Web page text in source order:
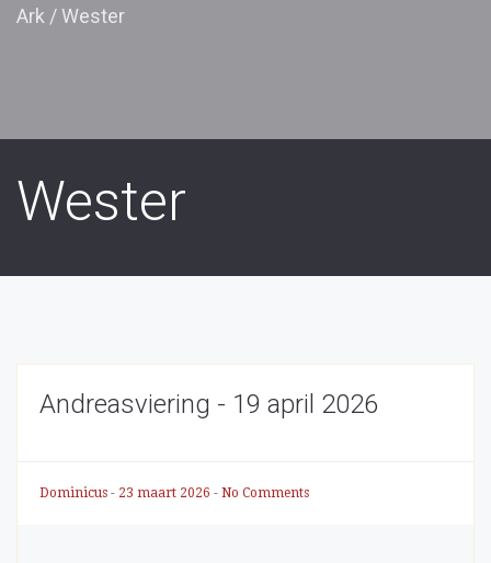
Ark /Wester
Wester
Andreasviering - 19 april 2026
Dominicus - 23 maart 2026 - No Comments